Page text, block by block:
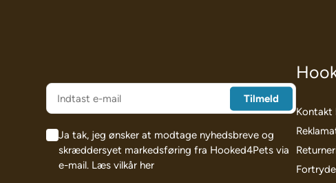
Ja tak, jeg ønsker at modtage nyhedsbreve og
skræddersyet markedsføring fra Hooked4Pets via
e-mail. Læs vilkår her
Kontakt